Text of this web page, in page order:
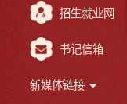
招生就业网
书记信箱
新媒体链接